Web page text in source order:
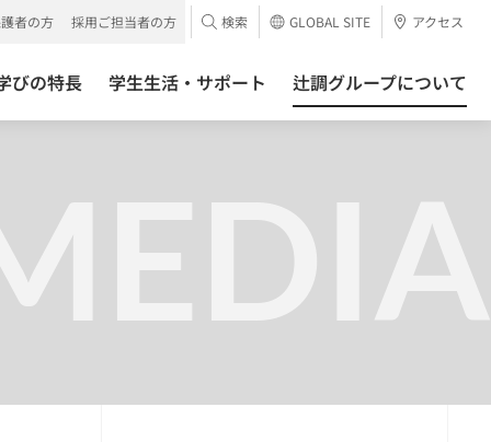
びの特長 学生生活・サポート 辻調グループについて
者の方 採用ご担当者の方 検索 GLOBAL SITE アクセス